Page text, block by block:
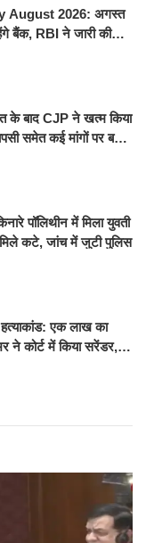
August 2026: अगस्त
बैंक, RBI ने जारी की
के बाद CJP ने खत्म किया
समेत कई मांगों पर बनी
पॉलिथीन में मिला युवती
कटे, जांच में जुटी पुलिस
एक लाख का
ने कोर्ट में किया सरेंडर,
गया जेल